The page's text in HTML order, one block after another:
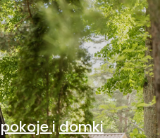
pokojeidomki